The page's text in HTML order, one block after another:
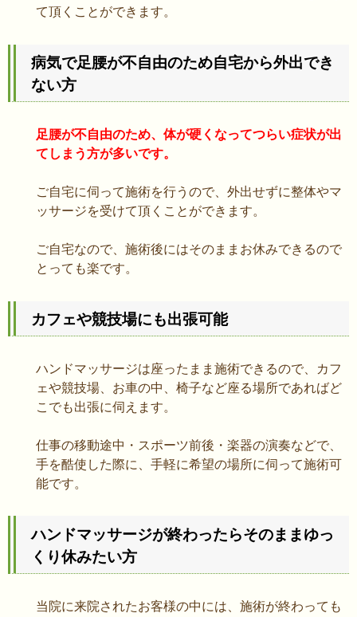
て頂くことができます。
病気で足腰が不自由のため自宅から外出でき
ない方
足腰が不自由のため、体が硬くなってつらい症状が出
てしまう方が多いです。
ご自宅に伺って施術を行うので、外出せずに整体やマ
ッサージを受けて頂くことができます。
ご自宅なので、施術後にはそのままお休みできるので
とっても楽です。
カフェや競技場にも出張可能
ハンドマッサージは座ったまま施術できるので、カフ
ェや競技場、お車の中、椅子など座る場所であればど
こでも出張に伺えます。
仕事の移動途中・スポーツ前後・楽器の演奏などで、
手を酷使した際に、手軽に希望の場所に伺って施術可
能です。
ハンドマッサージが終わったらそのままゆっ
くり休みたい方
当院に来院されたお客様の中には、施術が終わっても